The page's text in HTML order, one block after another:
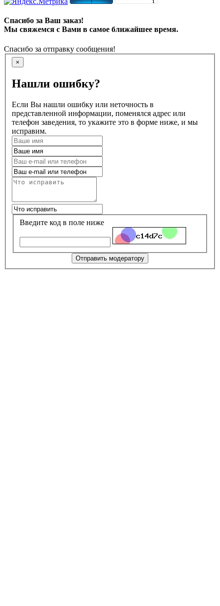
Спасибо за Ваш заказ!
Мы свяжемся с Вами в самое ближайшее время.
Спасибо за отправку сообщения!
×
Нашли ошибку?
Если Вы нашли ошибку или неточность в
представленной информации, поменялся адрес или
телефон заведения, то укажите это в форме ниже, и мы
исправим.
Введите код в поле ниже
Отправить модератору